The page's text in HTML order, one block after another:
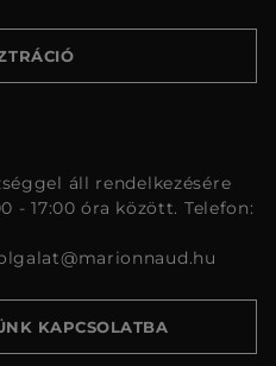
áll rendelkezésére
- 17:00 óra között. Telefon:
KAPCSOLATBA